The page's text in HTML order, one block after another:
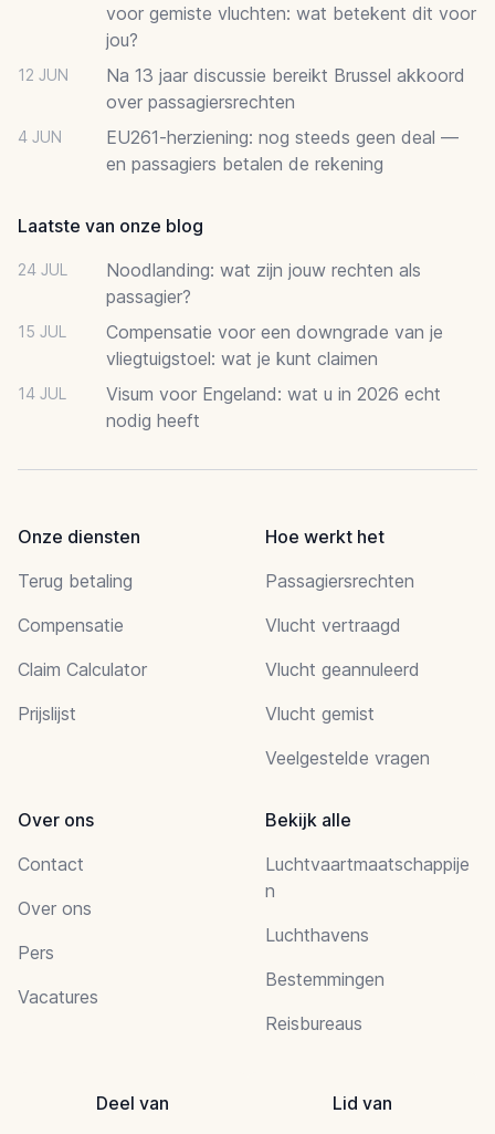
voor gemiste vluchten: wat betekent dit voor
jou?
12 JUN
Na 13 jaar discussie bereikt Brussel akkoord
over passagiersrechten
4 JUN
EU261-herziening: nog steeds geen deal —
en passagiers betalen de rekening
Laatste van onze blog
24 JUL
Noodlanding: wat zijn jouw rechten als
passagier?
15 JUL
Compensatie voor een downgrade van je
vliegtuigstoel: wat je kunt claimen
14 JUL
Visum voor Engeland: wat u in 2026 echt
nodig heeft
Onze diensten
Terug betaling
Compensatie
Claim Calculator
Prijslijst
Hoe werkt het
Passagiersrechten
Vlucht vertraagd
Vlucht geannuleerd
Vlucht gemist
Veelgestelde vragen
Over ons
Contact
Over ons
Pers
Vacatures
Bekijk alle
Luchtvaartmaatschappije
n
Luchthavens
Bestemmingen
Reisbureaus
Deel van Lid van